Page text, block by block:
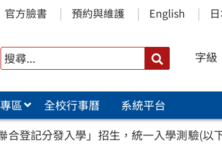
官方臉書 預約與維護 English
搜
尋：
字級
區 全校行事曆
系統平台
登記分發入學」招生，統一入學測驗(以